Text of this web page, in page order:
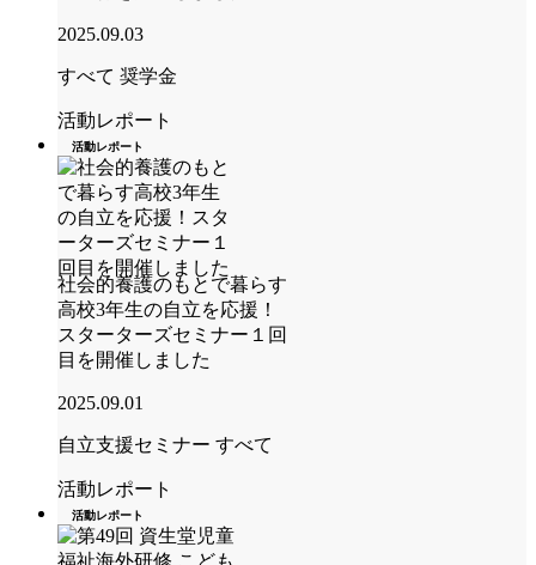
2025.09.03
すべて 奨学金
活動レポート
活動レポート
社会的養護のもとで暮らす
高校3年生の自立を応援！
スターターズセミナー１回
目を開催しました
2025.09.01
自立支援セミナー すべて
活動レポート
活動レポート